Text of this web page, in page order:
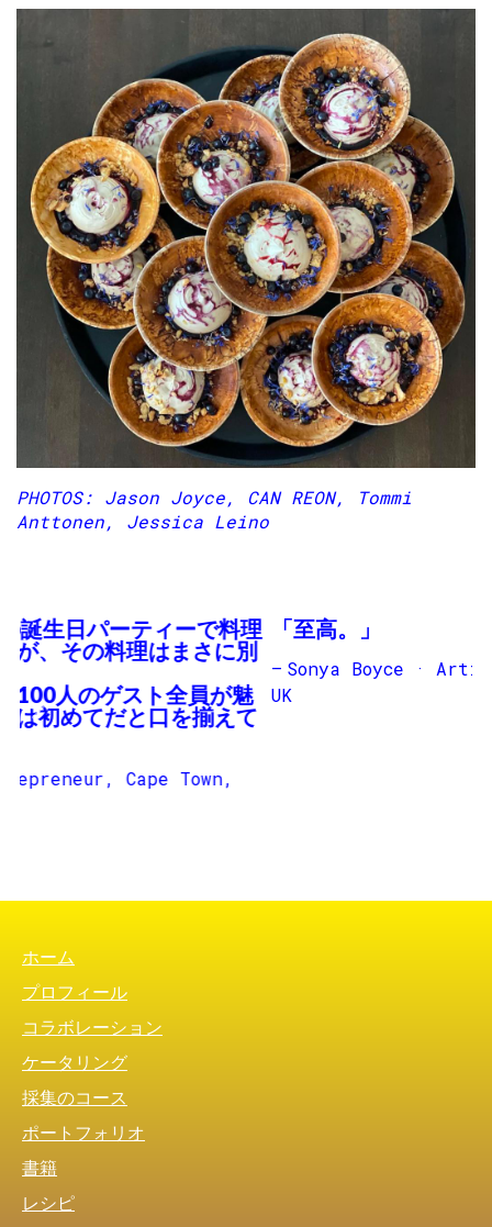
PHOTOS: Jason Joyce, CAN REON, Tommi
Anttonen, Jessica Leino
「至高。」
Sonya Boyce · Artist & Educator, London,
UK
次へ
ケータリング
採集のコース
ポートフォリオ
書籍
レシピ
ご連絡先
SAMI TALLBERG